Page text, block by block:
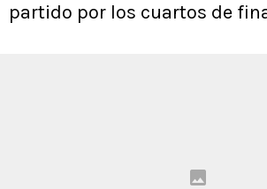
partido por los cuartos de